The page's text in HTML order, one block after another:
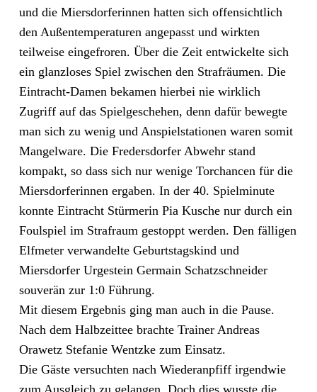
und die Miersdorferinnen hatten sich offensichtlich
den Außentemperaturen angepasst und wirkten
teilweise eingefroren. Über die Zeit entwickelte sich
ein glanzloses Spiel zwischen den Strafräumen. Die
Eintracht-Damen bekamen hierbei nie wirklich
Zugriff auf das Spielgeschehen, denn dafür bewegte
man sich zu wenig und Anspielstationen waren somit
Mangelware. Die Fredersdorfer Abwehr stand
kompakt, so dass sich nur wenige Torchancen für die
Miersdorferinnen ergaben. In der 40. Spielminute
konnte Eintracht Stürmerin Pia Kusche nur durch ein
Foulspiel im Strafraum gestoppt werden. Den fälligen
Elfmeter verwandelte Geburtstagskind und
Miersdorfer Urgestein Germain Schatzschneider
souverän zur 1:0 Führung.
Mit diesem Ergebnis ging man auch in die Pause.
Nach dem Halbzeittee brachte Trainer Andreas
Orawetz Stefanie Wentzke zum Einsatz.
Die Gäste versuchten nach Wiederanpfiff irgendwie
zum Ausgleich zu gelangen. Doch dies wusste die